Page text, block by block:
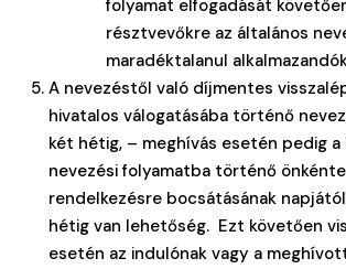
folyamat elfogadását
résztvevőkre az általános
maradéktalanul
A nevezéstől való díjmentes
hivatalos válogatásába történő
két hétig, – meghívás esetén pedig
nevezési folyamatba történő
rendelkezésre bocsátásának
hétig van lehetőség. Ezt követően
esetén az indulónak vagy a